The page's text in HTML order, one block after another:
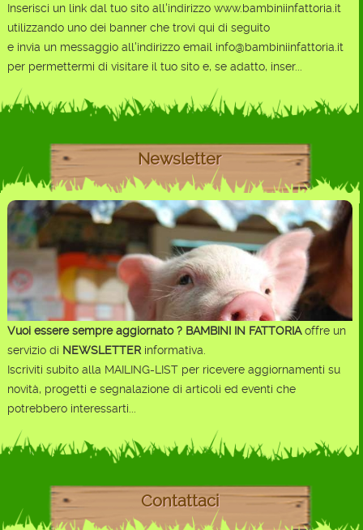
Inserisci un link dal tuo sito all'indirizzo www.bambiniinfattoria.it
utilizzando uno dei banner che trovi qui di seguito
e invia un messaggio all'indirizzo email info@bambiniinfattoria.it
per permettermi di visitare il tuo sito e, se adatto, inser...
Newsletter
Vuoi essere sempre aggiornato ? BAMBINI IN FATTORIAoffre un
servizio di NEWSLETTERinformativa.
Iscriviti subito alla MAILING-LIST per ricevere aggiornamenti su
novità, progetti e segnalazione di articoli ed eventi che
potrebbero interessarti...
Contattaci